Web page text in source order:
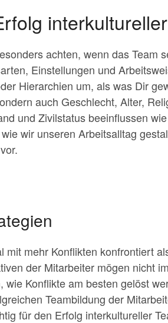
achten, wenn das Team
Einstellungen und
Hierarchien um, als was Dir
auch Geschlecht, Alter,
und Zivilstatus beeinflussen
wir unseren Arbeitsalltag
mit mehr Konflikten konfrontiert
der Mitarbeiter mögen nicht
wie Konflikte am besten gelöst
Teambildung der
für den Erfolg interkultureller